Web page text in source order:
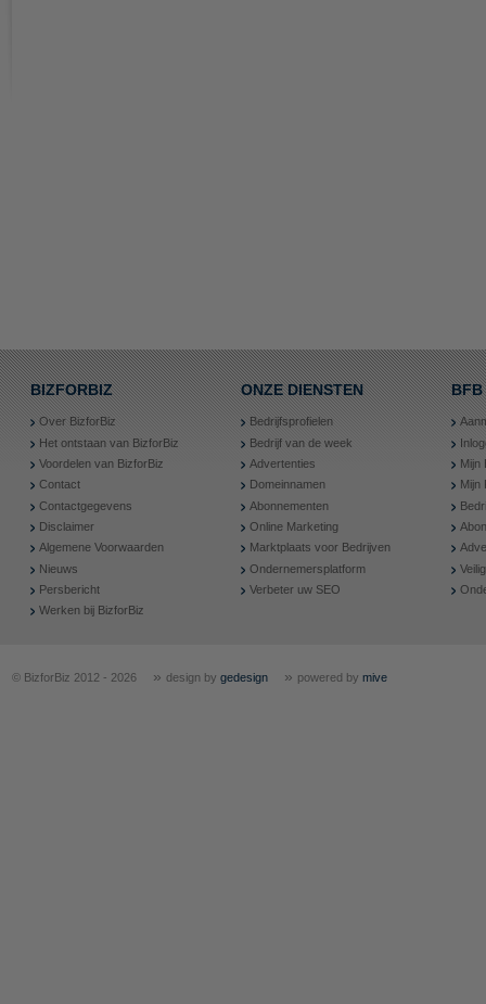
BIZFORBIZ
Over BizforBiz
Het ontstaan van BizforBiz
Voordelen van BizforBiz
Contact
Contactgegevens
Disclaimer
Algemene Voorwaarden
Nieuws
Persbericht
Werken bij BizforBiz
ONZE DIENSTEN
Bedrijfsprofielen
Bedrijf van de week
Advertenties
Domeinnamen
Abonnementen
Online Marketing
Marktplaats voor Bedrijven
Ondernemersplatform
Verbeter uw SEO
BFB
Mijn
Mijn
© BizforBiz 2012 - 2026 » design by gedesign » powered by mive